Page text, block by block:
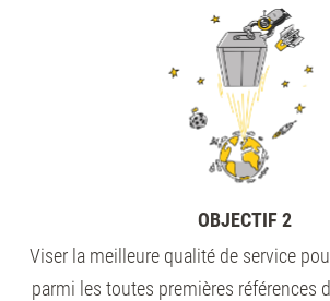
OBJECTIF 2
Viser la meilleure qualité de service
parmi les toutes premières références